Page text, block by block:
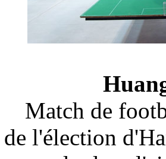
Match de
l'élection